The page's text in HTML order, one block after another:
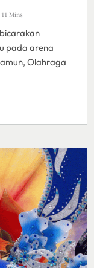
11 Mins
pada arena
Olahraga